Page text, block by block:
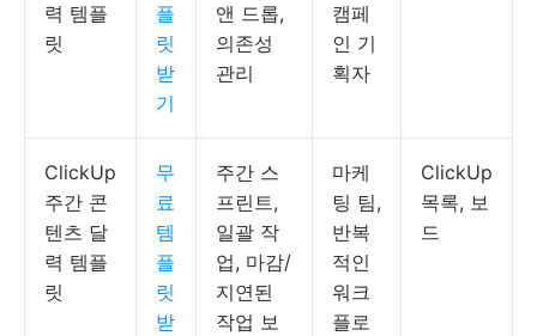
력 템플
릿
플
릿
받
기
앤 드롭,
의존성
관리
캠페
인 기
획자
ClickUp
주간 콘
텐츠 달
력 템플
릿
무
료
템
플
릿
받
주간 스
프린트,
일괄 작
업, 마감/
지연된
작업 보
마케
팅 팀,
반복
적인
워크
플로
ClickUp
목록, 보
드